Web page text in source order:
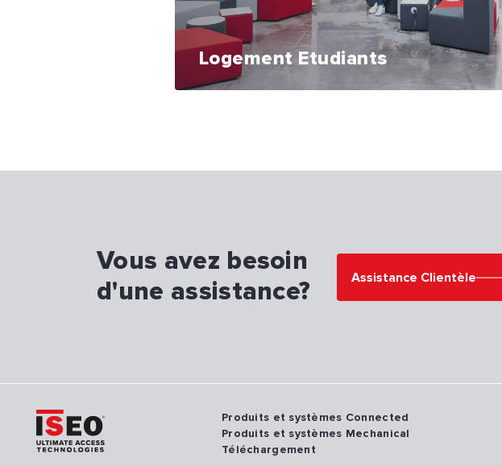
Logement Etudiants
Vous avez besoin
d'une assistance?
Assistance Clientèle
Produits et systèmes Connected
Produits et systèmes Mechanical
Téléchargement